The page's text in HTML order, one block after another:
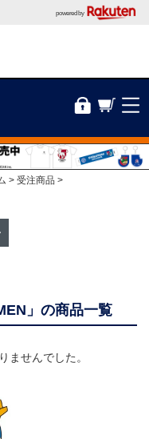
powered by
受注商品
」の商品一覧
ませんでした。